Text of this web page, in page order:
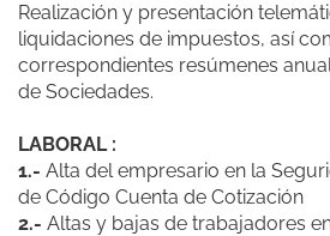
Realización y presentación
liquidaciones de impuestos, así
correspondientes resúmenes
de Sociedades.
LABORAL :
1.- Alta del empresario en la
de Código Cuenta de Cotización
2.- Altas y bajas de trabajadores